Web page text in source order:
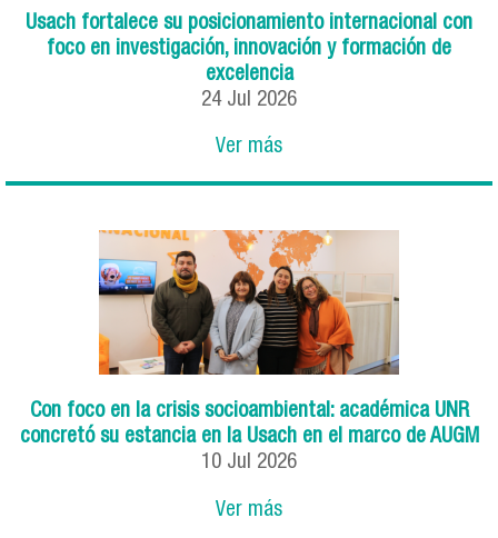
Usach fortalece su posicionamiento internacional con
foco en investigación, innovación y formación de
excelencia
24 Jul 2026
Ver más
Con foco en la crisis socioambiental: académica UNR
concretó su estancia en la Usach en el marco de AUGM
10 Jul 2026
Ver más